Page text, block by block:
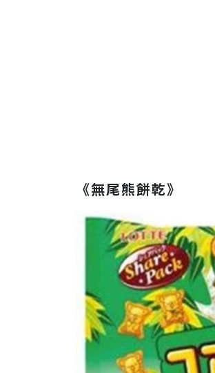
《無尾熊餅乾》